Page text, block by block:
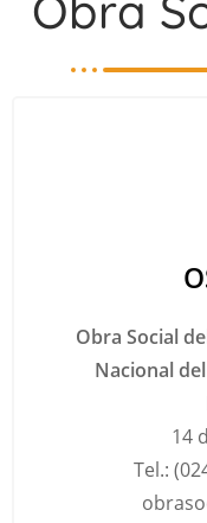
Obra Social
Nacional
14
Tel.: